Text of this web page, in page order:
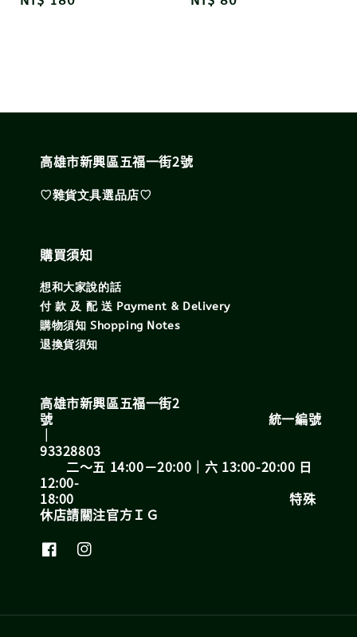
高雄市新興區五福一街2號
♡雜貨文具選品店♡
購買須知
想和大家說的話
付 款 及 配 送 Payment & Delivery
購物須知 Shopping Notes
退換貨須知
高雄市新興區五福一街2
號 統一編號
｜
93328803
二～五 14:00－20:00｜六 13:00-20:00 日
12:00-
18:00 特殊
休店請關注官方ＩＧ